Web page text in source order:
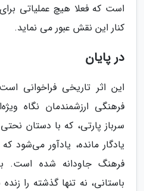
است که فعلا هیچ عملیاتی
کنار این نقش عبور می نماید.
در پایان
این اثر تاریخی فراخوانی
فرهنگی ارزشمندمان نگاه
سرباز پارتی، که با دستان
یادگار مانده، یادآور می‌شود
فرهنگ جاودانه شده است.
باستانی، نه تنها گذشته را